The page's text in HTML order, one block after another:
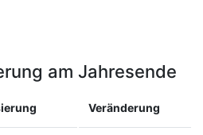
am Jahresende
Veränderung